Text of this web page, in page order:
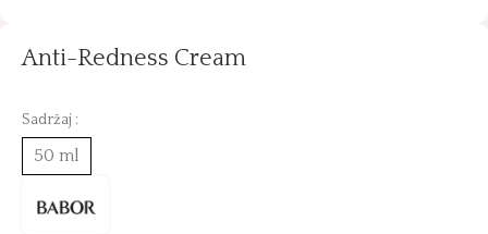
Anti-Redness Cream
Sadržaj :
50 ml